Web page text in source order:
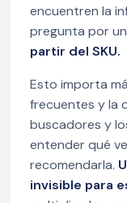
encuentren la
pregunta por
partir del SKU.
Esto importa
frecuentes y la
buscadores y
entender qué
recomendarla.
invisible para